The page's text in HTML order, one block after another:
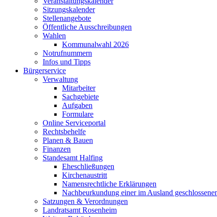
Sitzungskalender
Stellenangebote
Öffentliche Ausschreibungen
Wahlen
Kommunalwahl 2026
Notrufnummern
Infos und Tipps
Bürgerservice
Verwaltung
Mitarbeiter
Sachgebiete
Aufgaben
Formulare
Online Serviceportal
Rechtsbehelfe
Planen & Bauen
Finanzen
Standesamt Halfing
Eheschließungen
Kirchenaustritt
Namensrechtliche Erklärungen
Nachbeurkundung einer im Ausland
Satzungen & Verordnungen
Landratsamt Rosenheim